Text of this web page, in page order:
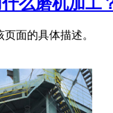
么磨机加工
面的具体描述。